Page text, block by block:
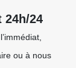
24h/24
ou à nous